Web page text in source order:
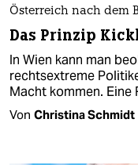
Österreich nach dem
Das Prinzip
In Wien kann man
rechtsextreme
Macht kommen. Eine
Von Christina Schmidt